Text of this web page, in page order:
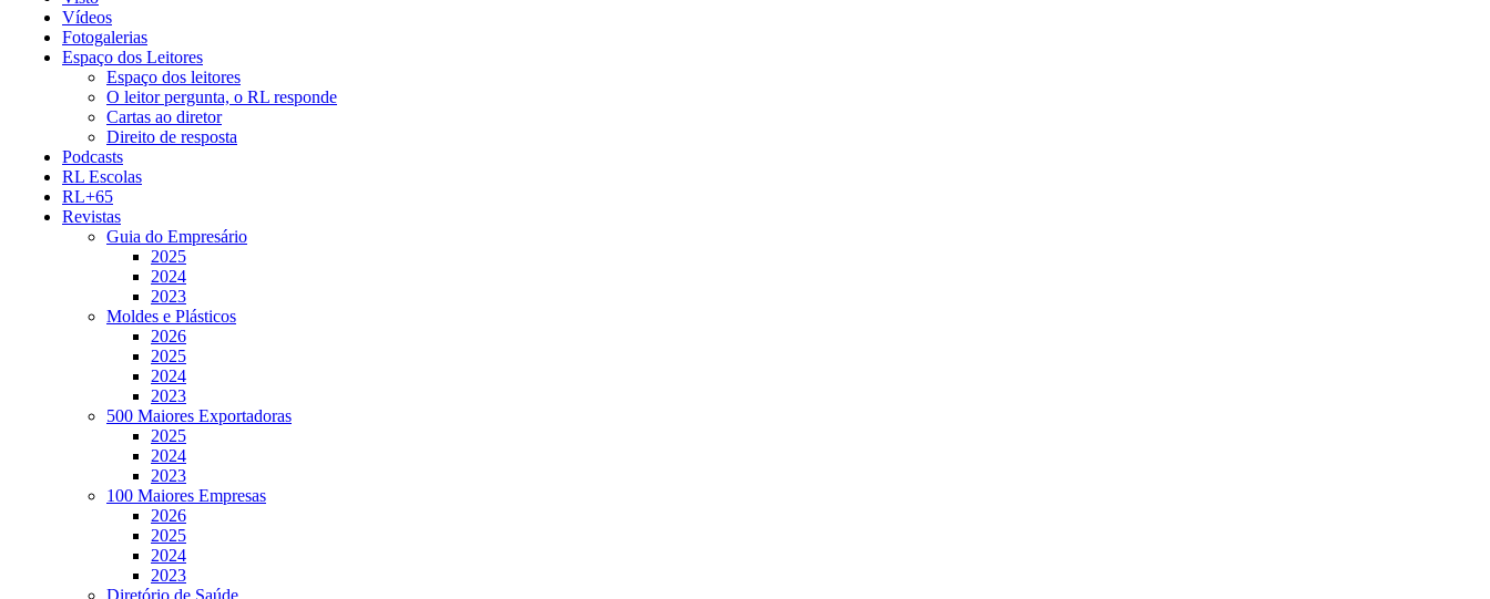
Vídeos
Fotogalerias
Espaço dos Leitores
Espaço dos leitores
O leitor pergunta, o RL responde
Cartas ao diretor
Direito de resposta
Podcasts
RL Escolas
RL+65
Revistas
Guia do Empresário
2025
2024
2023
Moldes e Plásticos
2026
2025
2024
2023
500 Maiores Exportadoras
2025
2024
2023
100 Maiores Empresas
2026
2025
2024
2023
Diretório de Saúde